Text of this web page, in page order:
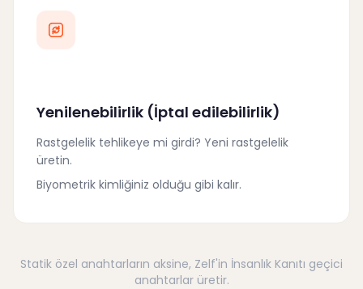
Yenilenebilirlik (İptal edilebilirlik)
Rastgelelik tehlikeye mi girdi? Yeni rastgelelik
üretin.
Biyometrik kimliğiniz olduğu gibi kalır.
Statik özel anahtarların aksine, Zelf'in İnsanlık Kanıtı geçici
anahtarlar üretir.